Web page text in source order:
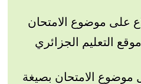
على موضوع الامتحان
التعليم الجزائري
موضوع الامتحان بصيغة